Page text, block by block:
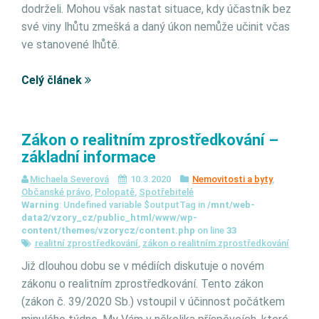
dodrželi. Mohou však nastat situace, kdy účastník bez
své viny lhůtu zmešká a daný úkon nemůže učinit včas
ve stanovené lhůtě.
Celý článek
Zákon o realitním zprostředkování –
základní informace
Michaela Severová 10.3.2020 Nemovitosti a byty,
Občanské právo, Polopatě, Spotřebitelé
Warning: Undefined variable $outputTag in /mnt/web-
data2/vzory_cz/public_html/www/wp-
content/themes/vzorycz/content.php on line 33
realitní zprostředkování, zákon o realitním zprostředkování
Již dlouhou dobu se v médiích diskutuje o novém
zákonu o realitním zprostředkování. Tento zákon
(zákon č. 39/2020 Sb.) vstoupil v účinnost počátkem